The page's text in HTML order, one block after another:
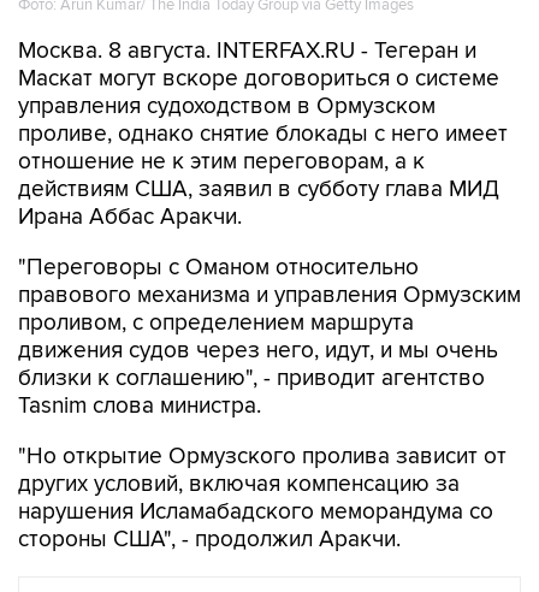
Фото: Arun Kumar/ The India Today Group via Getty Images
Москва. 8 августа. INTERFAX.RU - Тегеран и
Маскат могут вскоре договориться о системе
управления судоходством в Ормузском
проливе, однако снятие блокады с него имеет
отношение не к этим переговорам, а к
действиям США, заявил в субботу глава МИД
Ирана Аббас Аракчи.
"Переговоры с Оманом относительно
правового механизма и управления Ормузским
проливом, с определением маршрута
движения судов через него, идут, и мы очень
близки к соглашению", - приводит агентство
Tasnim слова министра.
"Но открытие Ормузского пролива зависит от
других условий, включая компенсацию за
нарушения Исламабадского меморандума со
стороны США", - продолжил Аракчи.